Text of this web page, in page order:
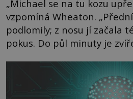
„Michael se na tu kozu
vzpomíná Wheaton.
podlomily; z nosu jí začala
pokus. Do půl minuty je